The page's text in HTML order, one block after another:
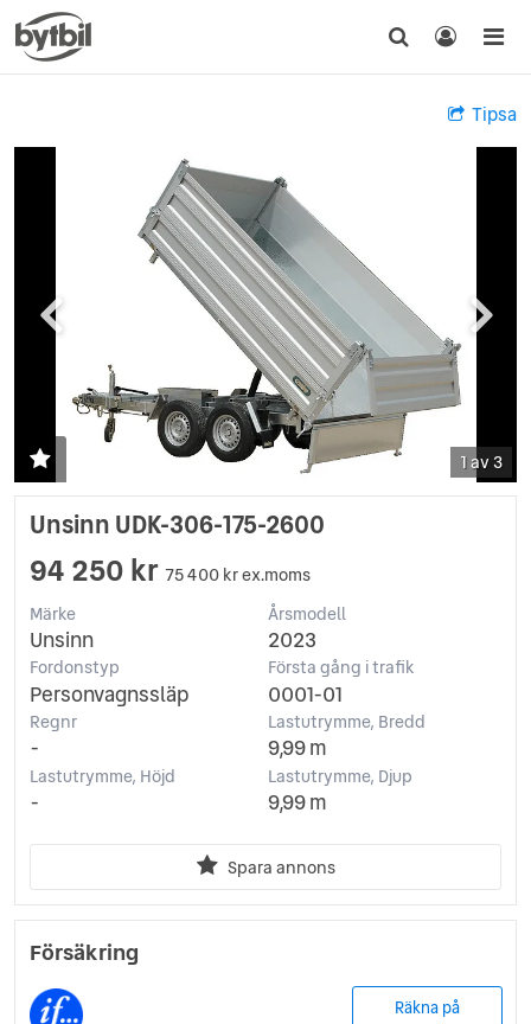
Tipsa
1 av 3
Unsinn UDK-306-175-2600
94 250 kr 75 400 kr ex.moms
Märke
Unsinn
Årsmodell
2023
Fordonstyp
Personvagnssläp
Första gång i trafik
0001-01
Regnr
-
Lastutrymme, Bredd
9,99 m
Lastutrymme, Höjd
-
Lastutrymme, Djup
9,99 m
Spara annons
Försäkring
Räkna på